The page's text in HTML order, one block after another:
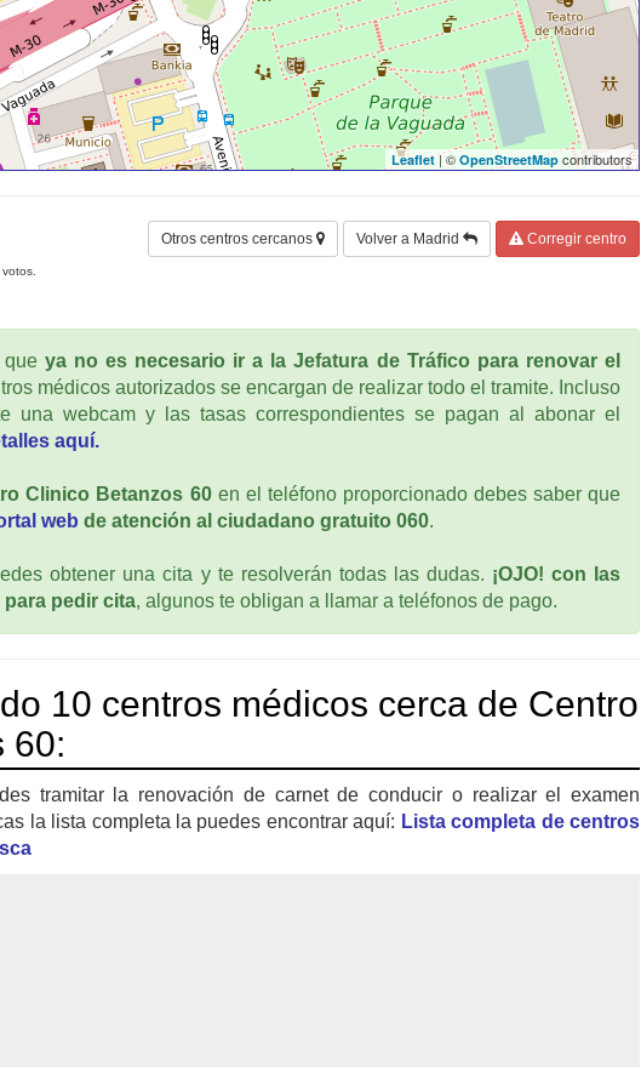
Leaflet| © OpenStreetMap contributors
votos.
Otros centros cercanos Volver a Madrid Corregir centro
que ya no es necesario ir a la Jefatura de Tráfico para renovar el
médicos autorizados se encargan de realizar todo el tramite. Incluso
una webcam y las tasas correspondientes se pagan al abonar el
aquí.
Clinico Betanzos 60en el teléfono proporcionado debes saber que
web de atención al ciudadano gratuito 060.
obtener una cita y te resolverán todas las dudas. ¡OJO! con las
pedir cita, algunos te obligan a llamar a teléfonos de pago.
10 centros médicos cerca de Centro
60:
tramitar la renovación de carnet de conducir o realizar el examen
la lista completa la puedes encontrar aquí: Lista completa de centros